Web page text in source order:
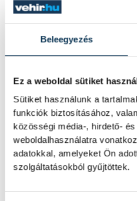
Beleegyezés
Ez a weboldal sütiket
Sütiket használunk a
funkciók biztosításához,
közösségi média-, hirdető-
weboldalhasználatra
adatokkal, amelyeket Ön
szolgáltatásokból gyűjtöttek.
Jelenleg stabil
munkatársai azon
turbina
paksi erőműnél
Játék
világát a
Látványos
várja a gyerekeket
Balassa Marietta,
teszik izgalmassá